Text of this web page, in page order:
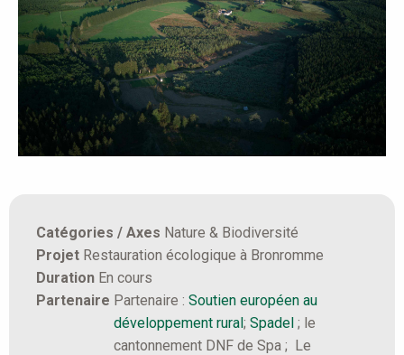
Catégories / Axes Nature & Biodiversité
Projet Restauration écologique à Bronromme
Duration En cours
Partenaire Partenaire : Soutien européen au
développement rural; Spadel ; le
cantonnement DNF de Spa ; Le